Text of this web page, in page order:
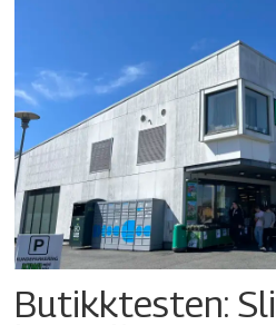
Butikktesten: